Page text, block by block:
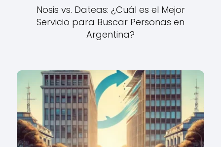
Nosis vs. Dateas: ¿Cuál es el Mejor
Servicio para Buscar Personas en
Argentina?